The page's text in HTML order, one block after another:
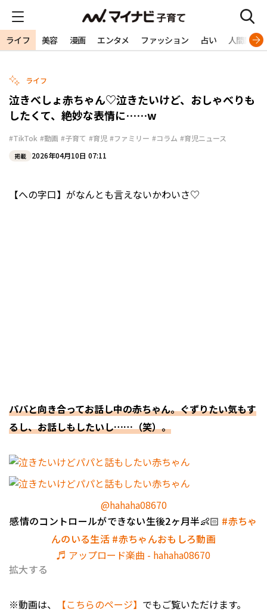
ライフ 美容 漫画 エンタメ ファッション 占い 人間関係
ライフ
泣きべしょ赤ちゃん♡泣きたいけど、おしゃべりも
したくて、絶妙な表情に……w
#TikTok #動画 #子育て #育児 #ファミリー #コラム #育児ニュース
掲載 2026年04月10日 07:11
【への字口】がなんとも言えないかわいさ♡
パパと向き合ってお話し中の赤ちゃん。ぐずりたい気もす
るし、お話しもしたいし……（笑）。
@hahaha08670
感情のコントロールができない生後2ヶ月半👶🏻 #赤ちゃ
んのいる生活 #赤ちゃんおもしろ動画
♬ アップロード楽曲 - hahaha08670
拡大する
※動画は、 【こちらのページ】 でもご覧いただけます。